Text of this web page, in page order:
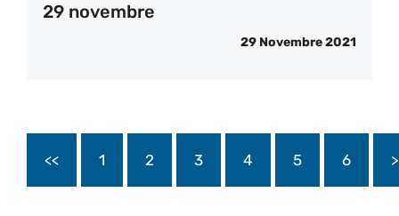
29 novembre
29 Novembre 2021
<< 1 2 3 4 5 6